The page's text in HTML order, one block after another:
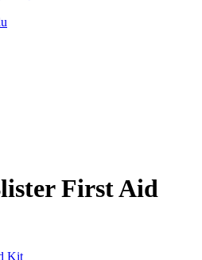
First Aid